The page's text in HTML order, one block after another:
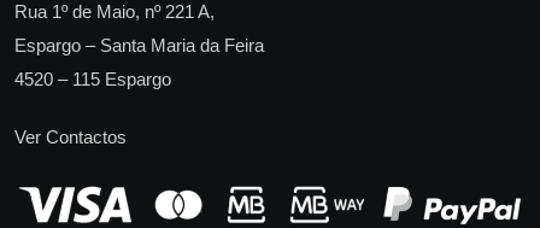
Rua 1º de Maio, nº 221 A,
Espargo – Santa Maria da Feira
4520 – 115 Espargo
Ver Contactos